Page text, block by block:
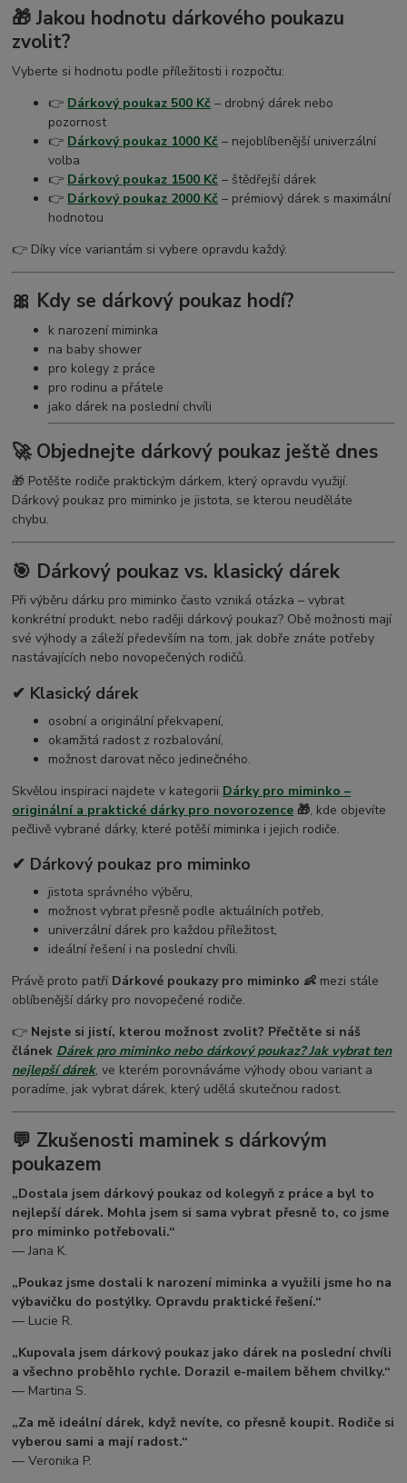
🎁 Jakou hodnotu dárkového poukazu
zvolit?
Vyberte si hodnotu podle příležitosti i rozpočtu:
👉 Dárkový poukaz 500 Kč – drobný dárek nebo
pozornost
👉 Dárkový poukaz 1000 Kč – nejoblíbenější univerzální
volba
👉 Dárkový poukaz 1500 Kč – štědřejší dárek
👉 Dárkový poukaz 2000 Kč – prémiový dárek s maximální
hodnotou
👉 Díky více variantám si vybere opravdu každý.
🎀 Kdy se dárkový poukaz hodí?
k narození miminka
na baby shower
pro kolegy z práce
pro rodinu a přátele
jako dárek na poslední chvíli
🚀 Objednejte dárkový poukaz ještě dnes
🎁 Potěšte rodiče praktickým dárkem, který opravdu využijí.
Dárkový poukaz pro miminko je jistota, se kterou neuděláte
chybu.
🎯 Dárkový poukaz vs. klasický dárek
Při výběru dárku pro miminko často vzniká otázka – vybrat
konkrétní produkt, nebo raději dárkový poukaz? Obě možnosti mají
své výhody a záleží především na tom, jak dobře znáte potřeby
nastávajících nebo novopečených rodičů.
✔ Klasický dárek
osobní a originální překvapení,
okamžitá radost z rozbalování,
možnost darovat něco jedinečného.
Skvělou inspiraci najdete v kategorii Dárky pro miminko –
originální a praktické dárky pro novorozence 🎁, kde objevíte
pečlivě vybrané dárky, které potěší miminka i jejich rodiče.
✔ Dárkový poukaz pro miminko
jistota správného výběru,
možnost vybrat přesně podle aktuálních potřeb,
univerzální dárek pro každou příležitost,
ideální řešení i na poslední chvíli.
Právě proto patří Dárkové poukazy pro miminko 👶 mezi stále
oblíbenější dárky pro novopečené rodiče.
👉 Nejste si jistí, kterou možnost zvolit? Přečtěte si náš
článek Dárek pro miminko nebo dárkový poukaz? Jak vybrat ten
nejlepší dárek, ve kterém porovnáváme výhody obou variant a
poradíme, jak vybrat dárek, který udělá skutečnou radost.
💬 Zkušenosti maminek s dárkovým
poukazem
„Dostala jsem dárkový poukaz od kolegyň z práce a byl to
nejlepší dárek. Mohla jsem si sama vybrat přesně to, co jsme
pro miminko potřebovali.“
— Jana K.
„Poukaz jsme dostali k narození miminka a využili jsme ho na
výbavičku do postýlky. Opravdu praktické řešení.“
— Lucie R.
„Kupovala jsem dárkový poukaz jako dárek na poslední chvíli
a všechno proběhlo rychle. Dorazil e-mailem během chvilky.“
— Martina S.
„Za mě ideální dárek, když nevíte, co přesně koupit. Rodiče si
vyberou sami a mají radost.“
— Veronika P.